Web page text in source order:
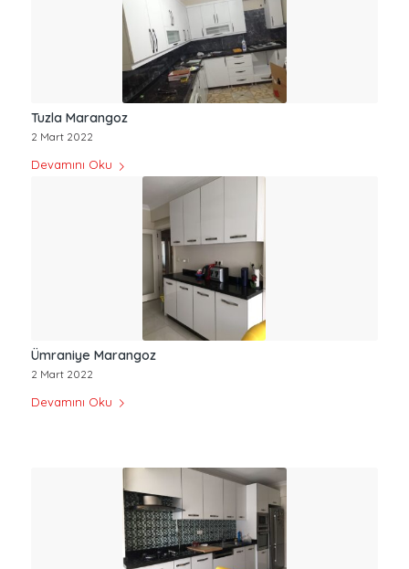
Tuzla Marangoz
2 Mart 2022
Devamını Oku
Ümraniye Marangoz
2 Mart 2022
Devamını Oku